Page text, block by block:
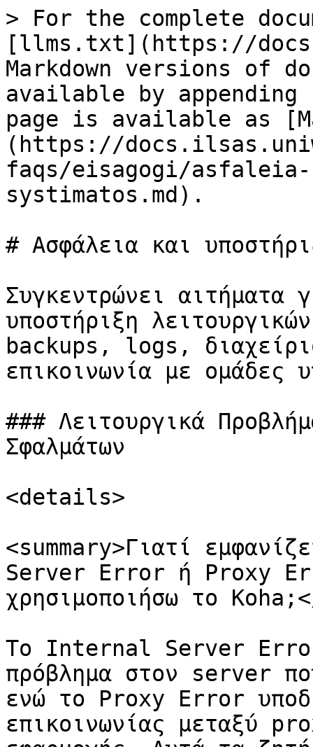
> For the complete
[llms.txt](https://
Markdown versions of
available by
page is available as
(https://
faqs/eisagogi/
systimatos.md).
# Ασφάλεια και
Συγκεντρώνει αιτήματα
υποστήριξη
backups, logs,
επικοινωνία με ομάδες
### Λειτουργικά
Σφαλμάτων
<details>
<summary>Γιατί
Server Error ή Proxy
χρησιμοποιήσω το
Το Internal Server Error
πρόβλημα στον server
ενώ το Proxy Error
επικοινωνίας μεταξύ